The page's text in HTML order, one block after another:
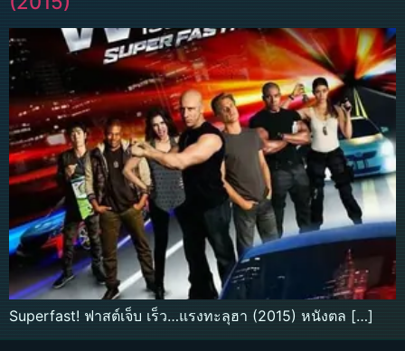
Superfast! ฟาสต์เจ็บ เร็ว…แรงทะลุฮา (2015) หนังตล […]